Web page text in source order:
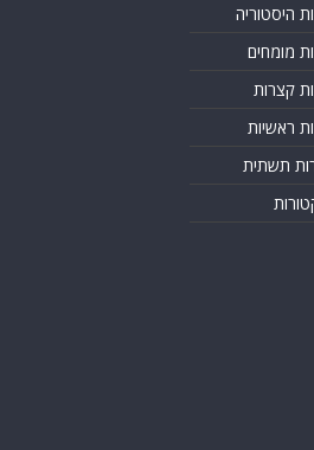
היסטוריה
מומחים
קצרות
ראשיות
תשתית